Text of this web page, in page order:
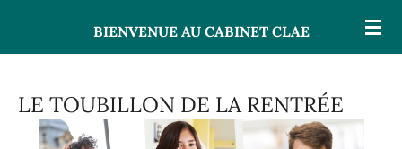
principal
BIENVENUE AU CABINET CLAE
LE TOUBILLON DE LA RENTRÉE